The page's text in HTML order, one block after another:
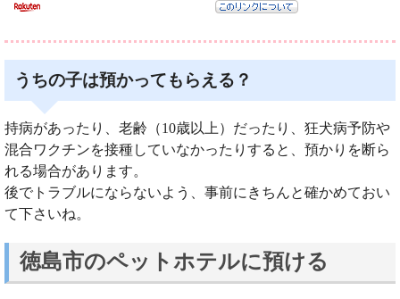
うちの子は預かってもらえる？
持病があったり、老齢（10歳以上）だったり、狂犬病予防や
混合ワクチンを接種していなかったりすると、預かりを断ら
れる場合があります。
後でトラブルにならないよう、事前にきちんと確かめておい
て下さいね。
徳島市のペットホテルに預ける